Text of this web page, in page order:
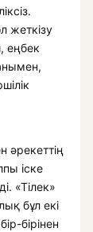
жеткізу
еңбек
әрекеттің
іске
«Тілек»
бұл екі
бірінен